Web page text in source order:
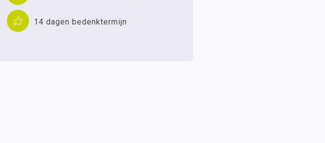
14 dagen bedenktermijn